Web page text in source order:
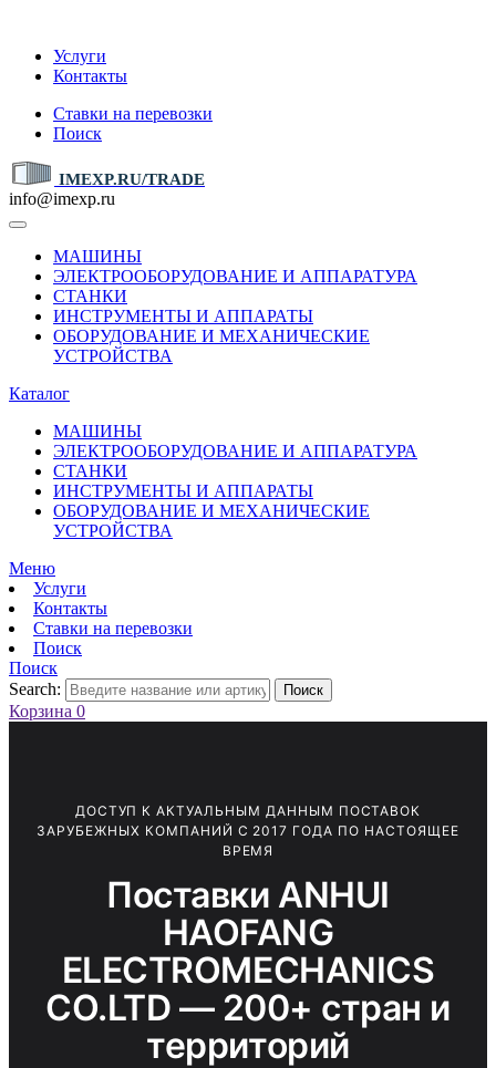
Услуги
Контакты
Ставки на перевозки
Поиск
IMEXP.RU/TRADE
info@imexp.ru
МАШИНЫ
ЭЛЕКТРООБОРУДОВАНИЕ И АППАРАТУРА
СТАНКИ
ИНСТРУМЕНТЫ И АППАРАТЫ
ОБОРУДОВАНИЕ И МЕХАНИЧЕСКИЕ
УСТРОЙСТВА
Каталог
МАШИНЫ
ЭЛЕКТРООБОРУДОВАНИЕ И АППАРАТУРА
СТАНКИ
ИНСТРУМЕНТЫ И АППАРАТЫ
ОБОРУДОВАНИЕ И МЕХАНИЧЕСКИЕ
УСТРОЙСТВА
Меню
Услуги
Контакты
Ставки на перевозки
Поиск
Поиск
Search:
Поиск
Корзина 0
ДОСТУП К АКТУАЛЬНЫМ ДАННЫМ ПОСТАВОК
ЗАРУБЕЖНЫХ КОМПАНИЙ С 2017 ГОДА ПО НАСТОЯЩЕЕ
ВРЕМЯ
Поставки ANHUI
HAOFANG
ELECTROMECHANICS
CO.LTD — 200+ стран и
территорий